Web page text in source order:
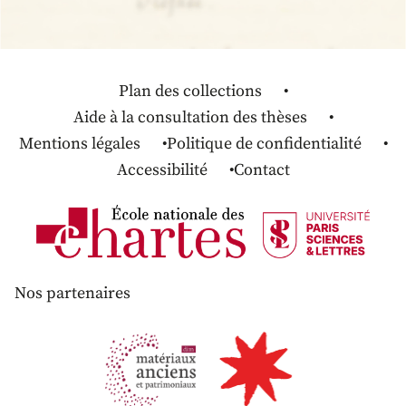
Plan des collections
Aide à la consultation des thèses
Mentions légales
Politique de confidentialité
Accessibilité
Contact
Nos partenaires